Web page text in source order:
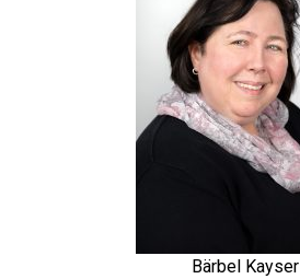
Bärbel Kayser